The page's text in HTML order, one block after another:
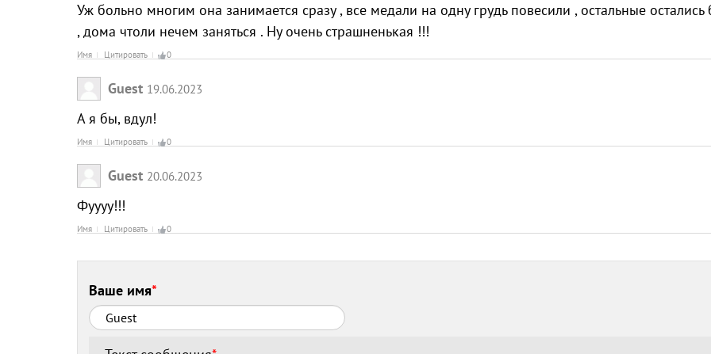
Уж больно многим она занимается сразу , все медали на одну грудь повесили , остальные остались
, дома чтоли нечем заняться . Ну очень страшненькая !!!
Имя Цитировать 0
Guest 19.06.2023
А я бы, вдул!
Имя Цитировать 0
Guest 20.06.2023
Фуууу!!!
Имя Цитировать 0
Ваше имя*